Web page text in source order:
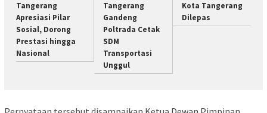
Tangerang
Apresiasi Pilar
Sosial, Dorong
Prestasi hingga
Nasional
Tangerang
Gandeng
Poltrada Cetak
SDM
Transportasi
Unggul
Kota Tangerang
Dilepas